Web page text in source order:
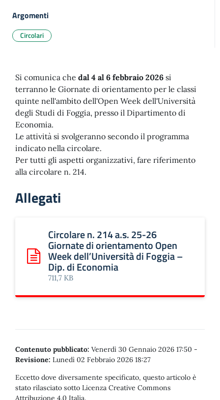
Argomenti
Circolari
Si comunica che dal 4 al 6 febbraio 2026 si
terranno le Giornate di orientamento per le classi
quinte nell'ambito dell'Open Week dell'Università
degli Studi di Foggia, presso il Dipartimento di
Economia.
Le attività si svolgeranno secondo il programma
indicato nella circolare.
Per tutti gli aspetti organizzativi, fare riferimento
alla circolare n. 214.
Allegati
Scarica: Circolare n. 214 a.s. 25-26 Giornate di
Circolare n. 214 a.s. 25-26
Giornate di orientamento Open
Week dell’Università di Foggia –
Dip. di Economia
711,7 KB
Contenuto pubblicato: Venerdì 30 Gennaio 2026 17:50 -
Revisione: Lunedì 02 Febbraio 2026 18:27
Eccetto dove diversamente specificato, questo articolo è
stato rilasciato sotto Licenza Creative Commons
Attribuzione 4.0 Italia.